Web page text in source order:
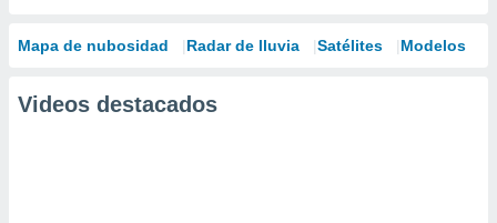
Mapa de nubosidad Radar de lluvia Satélites Modelos
Videos destacados